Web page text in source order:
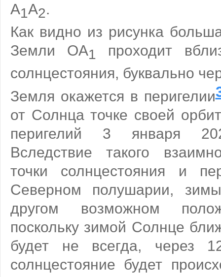
А1А2.
Как видно из рисунка
Земли OА1 проходит
солнцестояния, буквально
Земля окажется в перигелии
от Солнца точке своей
перигелий 3 января
Вследствие такого
точки солнцестояния и
Северном полушарии,
другом возможном
поскольку зимой Солнце
будет не всегда, через
солнцестояние будет